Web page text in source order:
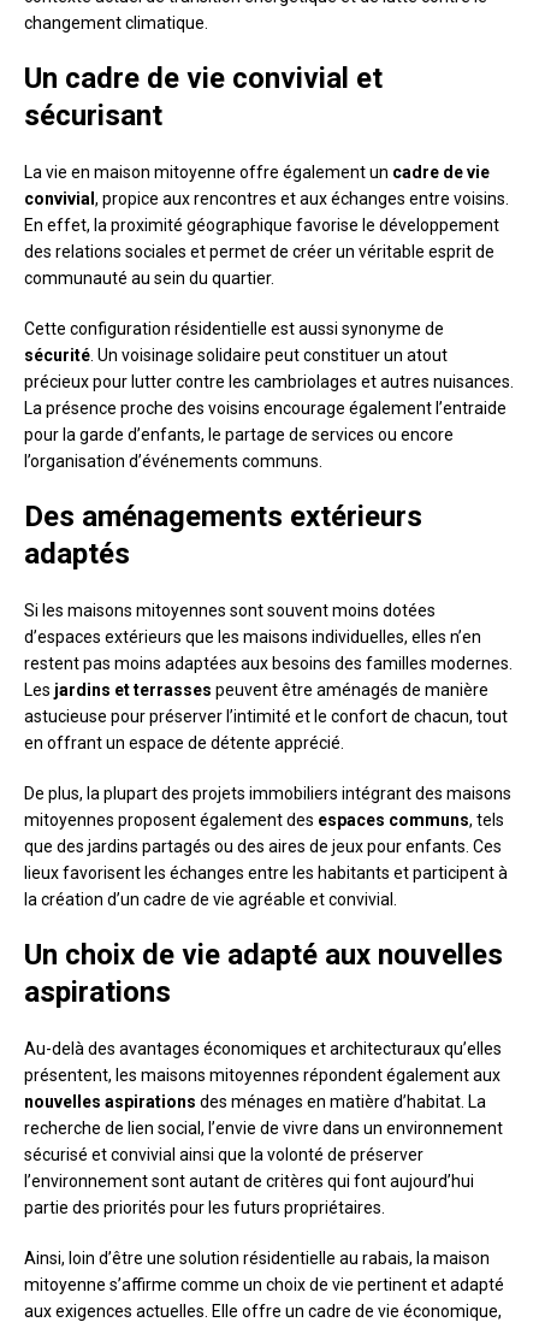
changement climatique.
Un cadre de vie convivial et
sécurisant
La vie en maison mitoyenne offre également un cadre de vie
convivial , propice aux rencontres et aux échanges entre voisins.
En effet, la proximité géographique favorise le développement
des relations sociales et permet de créer un véritable esprit de
communauté au sein du quartier.
Cette configuration résidentielle est aussi synonyme de
sécurité . Un voisinage solidaire peut constituer un atout
précieux pour lutter contre les cambriolages et autres nuisances.
La présence proche des voisins encourage également l’entraide
pour la garde d’enfants, le partage de services ou encore
l’organisation d’événements communs.
Des aménagements extérieurs
adaptés
Si les maisons mitoyennes sont souvent moins dotées
d’espaces extérieurs que les maisons individuelles, elles n’en
restent pas moins adaptées aux besoins des familles modernes.
Les jardins et terrasses peuvent être aménagés de manière
astucieuse pour préserver l’intimité et le confort de chacun, tout
en offrant un espace de détente apprécié.
De plus, la plupart des projets immobiliers intégrant des maisons
mitoyennes proposent également des espaces communs, tels
que des jardins partagés ou des aires de jeux pour enfants. Ces
lieux favorisent les échanges entre les habitants et participent à
la création d’un cadre de vie agréable et convivial.
Un choix de vie adapté aux nouvelles
aspirations
Au-delà des avantages économiques et architecturaux qu’elles
présentent, les maisons mitoyennes répondent également aux
nouvelles aspirations des ménages en matière d’habitat. La
recherche de lien social, l’envie de vivre dans un environnement
sécurisé et convivial ainsi que la volonté de préserver
l’environnement sont autant de critères qui font aujourd’hui
partie des priorités pour les futurs propriétaires.
Ainsi, loin d’être une solution résidentielle au rabais, la maison
mitoyenne s’affirme comme un choix de vie pertinent et adapté
aux exigences actuelles. Elle offre un cadre de vie économique,